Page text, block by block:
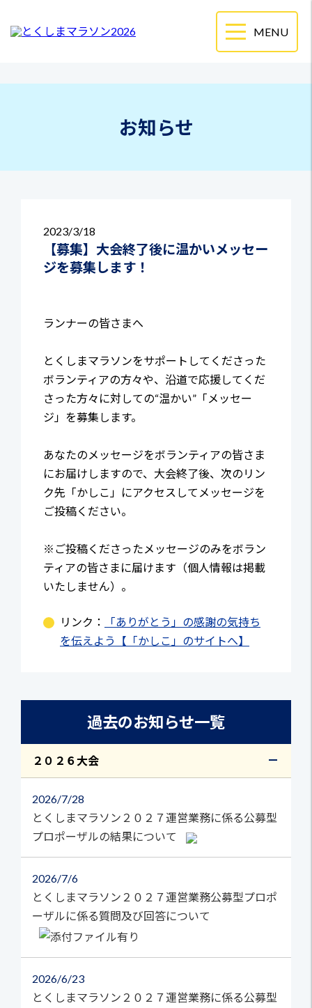
お知らせ
2023 3/18
【募集】大会終了後に温かいメッセー
ジを募集します！
ランナーの皆さまへ
とくしまマラソンをサポートしてくださった
ボランティアの方々や、沿道で応援してくだ
さった方々に対しての“温かい”「メッセー
ジ」を募集します。
あなたのメッセージをボランティアの皆さま
にお届けしますので、大会終了後、次のリン
ク先「かしこ」にアクセスしてメッセージを
ご投稿ください。
※ご投稿くださったメッセージのみをボラン
ティアの皆さまに届けます（個人情報は掲載
いたしません）。
リンク：
「ありがとう」の感謝の気持ち
を伝えよう【「かしこ」のサイトへ】
過去のお知らせ一覧
２０２６大会
2026 7/28
とくしまマラソン２０２７運営業務に係る公募型
プロポーザルの結果について
2026 7/6
とくしまマラソン２０２７運営業務公募型プロポ
ーザルに係る質問及び回答について
2026 6/23
とくしまマラソン２０２７運営業務に係る公募型